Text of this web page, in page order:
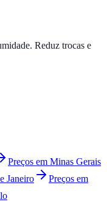
Reduz trocas e
Preços em Minas Gerais
Janeiro
Preços em